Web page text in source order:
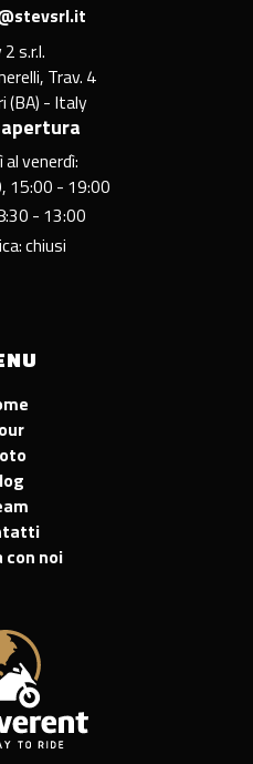
s.r.l.
Trav. 4
(BA) - Italy
al venerdì:
15:00 - 19:00
- 13:00
chiusi
con noi